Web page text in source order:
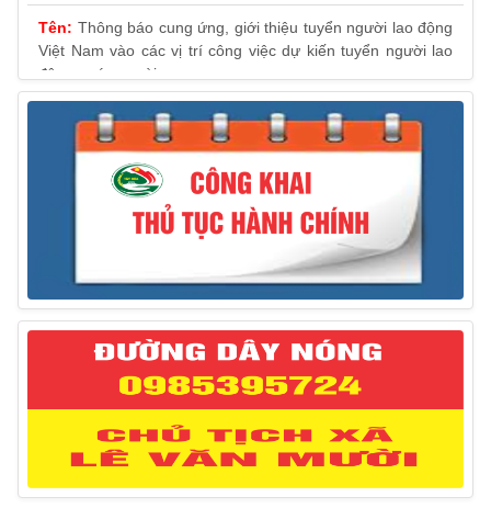
Việt Nam vào các vị trí công việc dự kiến tuyển người lao
động nước ngoài
31/03/2025
Thông báo treo cờ Tổ quốc nhân kỷ niệm 50 năm
Ngày giải phóng tỉnh Phú Yên (01/4/1975 – 01/4/2025)
28/03/2025
Thông báo giới thiệu, cung ứng lao động Việt Nam
cho Liên danh Hengtong International Engineering Co.,Ltd
27/03/2025
Thông báo đăng ký tiếp công dân định kỳ đợt 02
tháng 3/2025 của Chủ tịch UBND huyện
12/03/2025
Thông báo lịch công tác của Chủ tịch, các Phó Chủ
tịch UBND huyện và Phó Chủ tịch Hội đồng nhân dân
huyện (Từ ngày 10/3/2025 – 14/3/2025)
10/03/2025